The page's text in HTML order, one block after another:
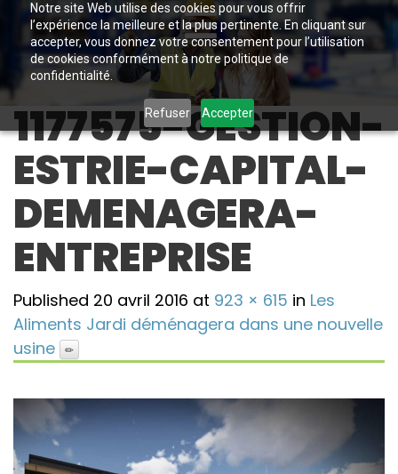
Notre site Web utilise des cookies pour vous offrir
l’expérience la meilleure et la plus pertinente. En cliquant sur
accepter, vous donnez votre consentement pour l’utilisation
de cookies conformément à notre politique de
confidentialité.
Refuser Accepter
1177575-GESTION-
ESTRIE-CAPITAL-
DEMENAGERA-
ENTREPRISE
Published 20 avril 2016 at 923 × 615 in Les
Aliments Jardi déménagera dans une nouvelle
usine